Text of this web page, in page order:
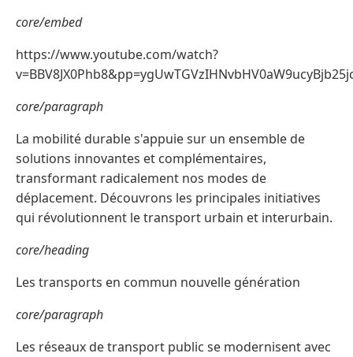
core/embed
https://www.youtube.com/watch?
core/paragraph
La mobilité durable s'appuie sur un ensemble de
solutions innovantes et complémentaires,
transformant radicalement nos modes de
déplacement. Découvrons les principales initiatives
qui révolutionnent le transport urbain et interurbain.
core/heading
Les transports en commun nouvelle génération
core/paragraph
Les réseaux de transport public se modernisent avec